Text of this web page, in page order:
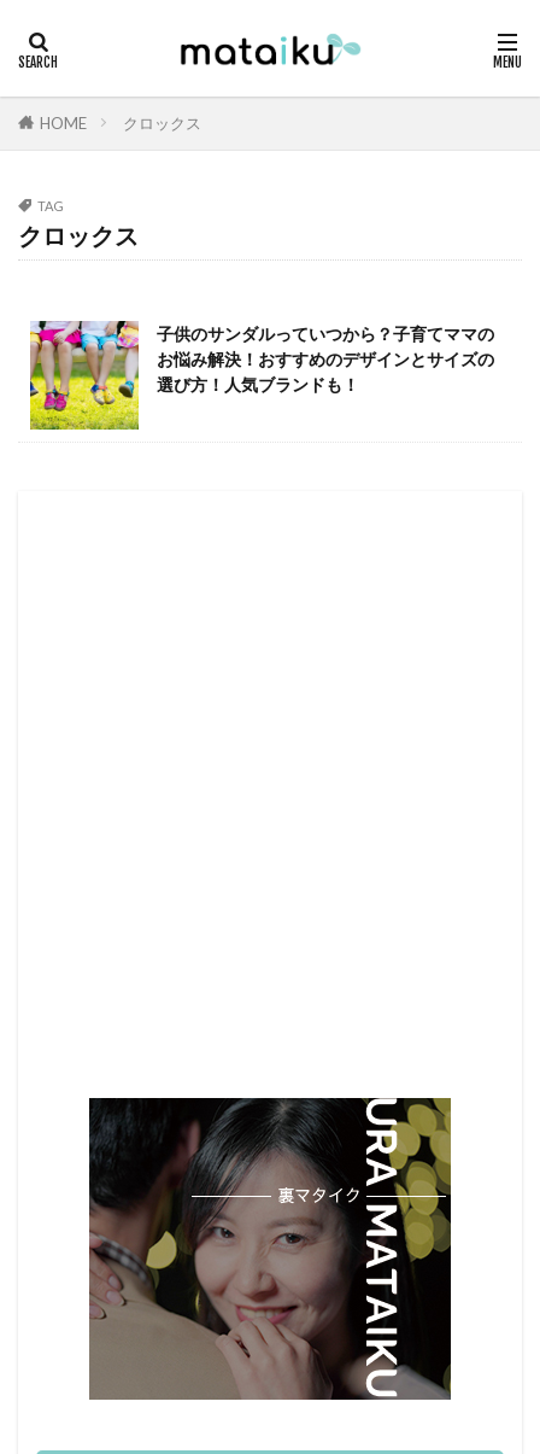
HOME クロックス
TAG
クロックス
子供のサンダルっていつから？子育てママの
お悩み解決！おすすめのデザインとサイズの
選び方！人気ブランドも！